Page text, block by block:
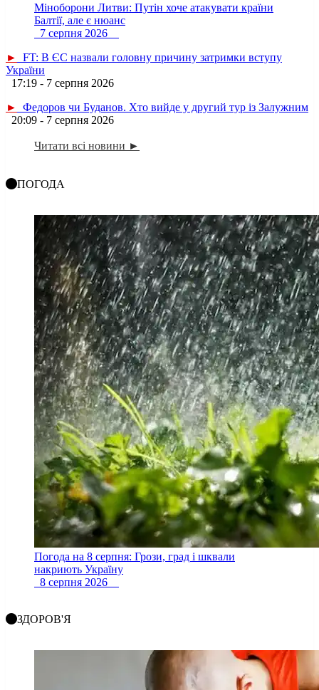
Міноборони Литви: Путін хоче атакувати країни
Балтії, але є нюанс
7 серпня 2026
►
FT: В ЄС назвали головну причину затримки вступу
України
17:19 - 7 серпня 2026
►
Федоров чи Буданов. Хто вийде у другий тур із Залужним
20:09 - 7 серпня 2026
Читати всі новини ►
ПОГОДА
Погода на 8 серпня: Грози, град і шквали
накриють Україну
8 серпня 2026
ЗДОРОВ'Я